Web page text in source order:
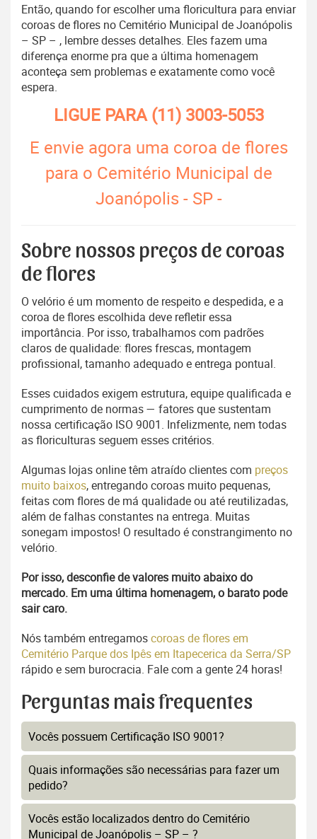
Então, quando for escolher uma floricultura para enviar
coroas de flores no Cemitério Municipal de Joanópolis
– SP – , lembre desses detalhes. Eles fazem uma
diferença enorme pra que a última homenagem
aconteça sem problemas e exatamente como você
espera.
LIGUE PARA(11) 3003-5053
E envie agora uma coroa de flores
para o Cemitério Municipal de
Joanópolis - SP -
Sobre nossos preços de coroas
de flores
O velório é um momento de respeito e despedida, e a
coroa de flores escolhida deve refletir essa
importância. Por isso, trabalhamos com padrões
claros de qualidade: flores frescas, montagem
profissional, tamanho adequado e entrega pontual.
Esses cuidados exigem estrutura, equipe qualificada e
cumprimento de normas — fatores que sustentam
nossa certificação ISO 9001. Infelizmente, nem todas
as floriculturas seguem esses critérios.
Algumas lojas online têm atraído clientes com preços
muito baixos, entregando coroas muito pequenas,
feitas com flores de má qualidade ou até reutilizadas,
além de falhas constantes na entrega. Muitas
sonegam impostos! O resultado é constrangimento no
velório.
Por isso, desconfie de valores muito abaixo do
mercado. Em uma última homenagem, o barato pode
sair caro.
Nós também entregamoscoroas de flores em
Cemitério Parque dos Ipês em Itapecerica da Serra/SP
rápido e sem burocracia. Fale com a gente 24 horas!
Perguntas mais frequentes
Vocês possuem Certificação ISO 9001?
Quais informações são necessárias para fazer um
pedido?
Vocês estão localizados dentro do Cemitério
Municipal de Joanópolis – SP – ?